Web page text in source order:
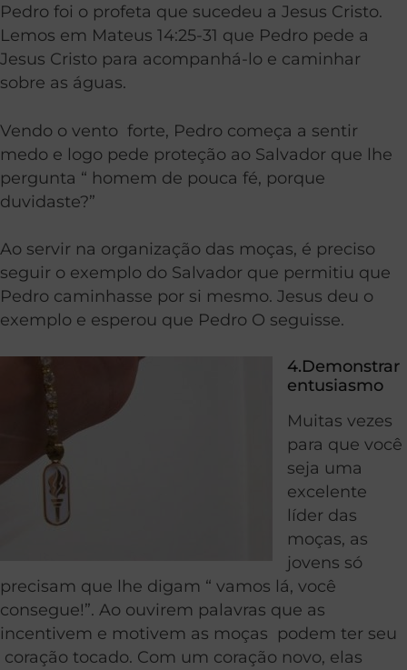
Pedro foi o profeta que sucedeu a Jesus Cristo.
Lemos em Mateus 14:25-31 que Pedro pede a
Jesus Cristo para acompanhá-lo e caminhar
sobre as águas.
Vendo o vento forte, Pedro começa a sentir
medo e logo pede proteção ao Salvador que lhe
pergunta “ homem de pouca fé, porque
duvidaste?”
Ao servir na organização das moças, é preciso
seguir o exemplo do Salvador que permitiu que
Pedro caminhasse por si mesmo. Jesus deu o
exemplo e esperou que Pedro O seguisse.
4.Demonstrar
entusiasmo
Muitas vezes
para que você
seja uma
excelente
líder das
moças, as
jovens só
precisam que lhe digam “ vamos lá, você
consegue!”. Ao ouvirem palavras que as
incentivem e motivem as moças podem ter seu
coração tocado. Com um coração novo, elas